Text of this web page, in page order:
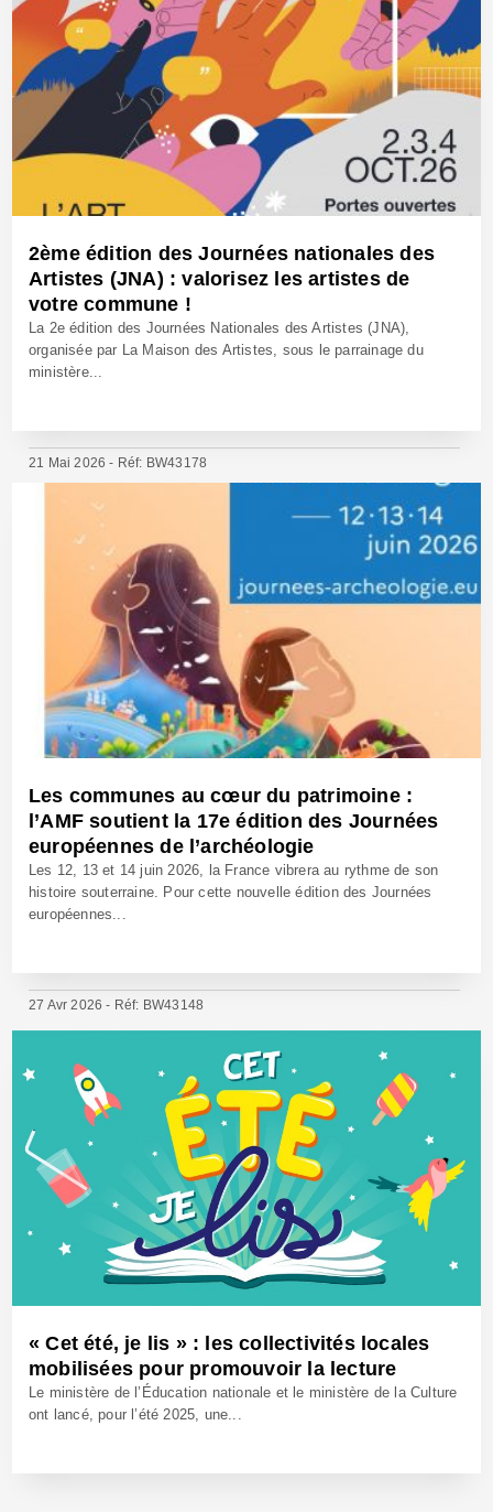
2ème édition des Journées nationales des
Artistes (JNA) : valorisez les artistes de
votre commune !
La 2e édition des Journées Nationales des Artistes (JNA),
organisée par La Maison des Artistes, sous le parrainage du
ministère...
21 Mai 2026 - Réf: BW43178
Les communes au cœur du patrimoine :
l’AMF soutient la 17e édition des Journées
européennes de l’archéologie
Les 12, 13 et 14 juin 2026, la France vibrera au rythme de son
histoire souterraine. Pour cette nouvelle édition des Journées
européennes...
27 Avr 2026 - Réf: BW43148
« Cet été, je lis » : les collectivités locales
mobilisées pour promouvoir la lecture
Le ministère de l’Éducation nationale et le ministère de la Culture
ont lancé, pour l’été 2025, une...